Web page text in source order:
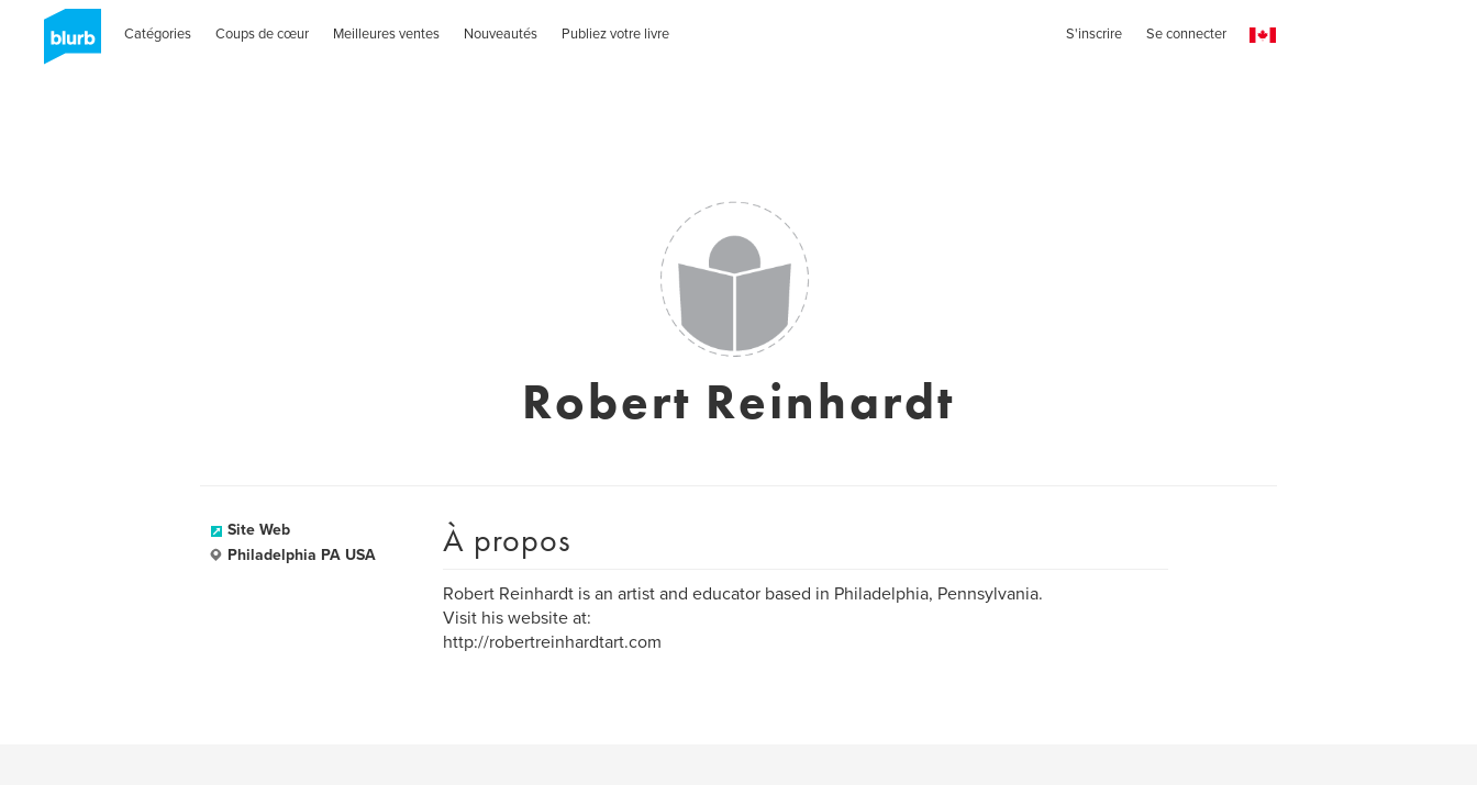
Catégories Coups de cœur Meilleures ventes Nouveautés Publiez votre livre S'inscrire Se connecter
Robert Reinhardt
Site Web
Philadelphia PA USA
À propos
Robert Reinhardt is an artist and educator based in Philadelphia, Pennsylvania.
Visit his website at:
http://robertreinhardtart.com